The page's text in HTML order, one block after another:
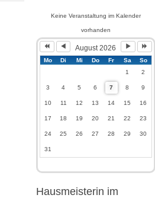
Keine Veranstaltung im Kalender
vorhanden
August 2026
Mo Di Mi Do Fr Sa
So
1
2
3 4 5 6 7 8 9
10 11 12 13 14 15 16
17 18 19 20 21 22 23
24 25 26 27 28 29 30
31
Hausmeisterin im